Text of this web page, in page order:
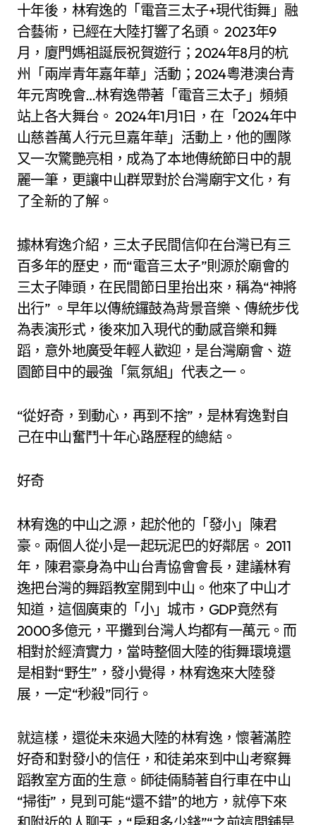
十年後，林宥逸的「電音三太子+現代街舞」融
合藝術，已經在大陸打響了名頭。 2023年9
月，廈門媽祖誕辰祝賀遊行；2024年8月的杭
州「兩岸青年嘉年華」活動；2024粵港澳台青
年元宵晚會…林宥逸帶著「電音三太子」頻頻
站上各大舞台。 2024年1月1日，在「2024年中
山慈善萬人行元旦嘉年華」活動上，他的團隊
又一次驚艷亮相，成為了本地傳統節日中的靚
麗一筆，更讓中山群眾對於台灣廟宇文化，有
了全新的了解。
據林宥逸介紹，三太子民間信仰在台灣已有三
百多年的歷史，而“電音三太子”則源於廟會的
三太子陣頭，在民間節日里抬出來，稱為“神將
出行” 。早年以傳統鑼鼓為背景音樂、傳統步伐
為表演形式，後來加入現代的動感音樂和舞
蹈，意外地廣受年輕人歡迎，是台灣廟會、遊
園節目中的最強「氣氛組」代表之一。
“從好奇，到動心，再到不捨”，是林宥逸對自
己在中山奮鬥十年心路歷程的總結。
好奇
林宥逸的中山之源，起於他的「發小」陳君
豪。兩個人從小是一起玩泥巴的好鄰居。 2011
年，陳君豪身為中山台青協會會長，建議林宥
逸把台灣的舞蹈教室開到中山。他來了中山才
知道，這個廣東的「小」城市，GDP竟然有
2000多億元，平攤到台灣人均都有一萬元。而
相對於經濟實力，當時整個大陸的街舞環境還
是相對“野生”，發小覺得，林宥逸來大陸發
展，一定“秒殺”同行。
就這樣，還從未來過大陸的林宥逸，懷著滿腔
好奇和對發小的信任，和徒弟來到中山考察舞
蹈教室方面的生意。師徒倆騎著自行車在中山
“掃街”，見到可能“還不錯”的地方，就停下來